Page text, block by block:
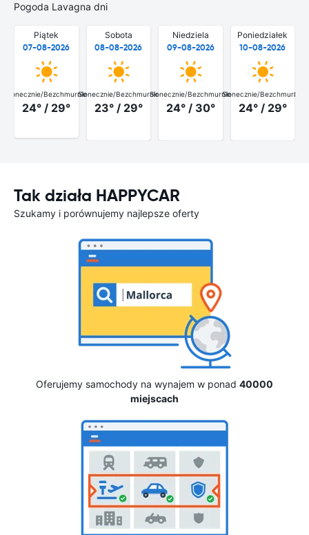
Pogoda Lavagna dni
Piątek
07-08-2026
Słonecznie/Bezchmurnie
24° / 29°
Sobota
08-08-2026
Słonecznie/Bezchmurnie
23° / 29°
Niedziela
09-08-2026
Słonecznie/Bezchmurnie
24° / 30°
Poniedziałek
10-08-2026
Słonecznie/Bezchmurnie
24° / 29°
Tak działa HAPPYCAR
Szukamy i porównujemy najlepsze oferty
Oferujemy samochody na wynajem w ponad 40000
miejscach